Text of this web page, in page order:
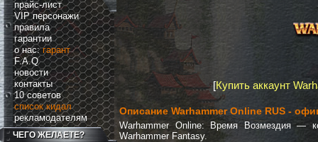
прайс-лист
VIP персонажи
правила
гарантии
о нас:гарант
F.A.Q
новости
контакты
10 советов
список кидал
рекламодателям
ЧЕГО ЖЕЛАЕТЕ?
[Купить аккаунт
Описание Warhammer Online RUS -
Warhammer Online: Время Возмездия —
Warhammer Fantasy.